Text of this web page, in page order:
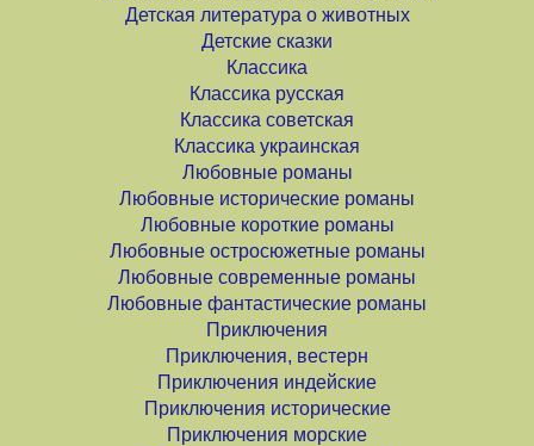
Детская литература о животных
Детские сказки
Классика
Классика русская
Классика советская
Классика украинская
Любовные романы
Любовные исторические романы
Любовные короткие романы
Любовные остросюжетные романы
Любовные современные романы
Любовные фантастические романы
Приключения
Приключения, вестерн
Приключения индейские
Приключения исторические
Приключения морские